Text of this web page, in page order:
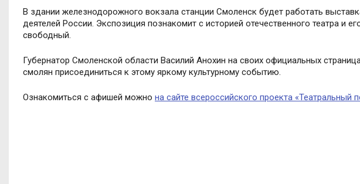
В здании железнодорожного вокзала станции Смоленск будет работать
деятелей России. Экспозиция познакомит с историей отечественного театра и
свободный.
Губернатор Смоленской области Василий Анохин на своих официальных
смолян присоединиться к этому яркому культурному событию.
Ознакомиться с афишей можно на сайте всероссийского проекта «Театральный